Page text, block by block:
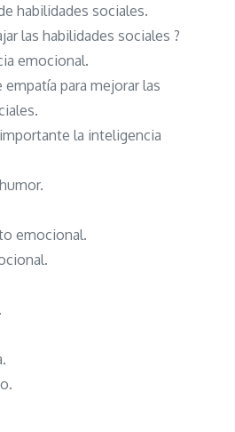
habilidades sociales.
las habilidades sociales ?
emocional.
empatía para mejorar las
la inteligencia
emocional.